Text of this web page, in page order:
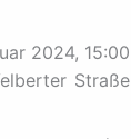
2024, 15:00
Straße